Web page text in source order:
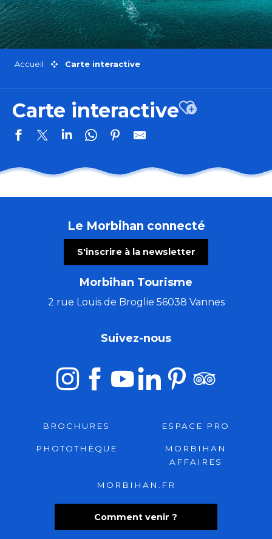
Accueil Carte interactive
Carte interactiveAjouter aux
Gîte Au Fil des Légendes
La Maison Jegat
Circuit des Moulins , Saint Avé
Dolmen de Larcuste
Club de plage Plein air - Men dû
Le Morbihan connecté
S'inscrire à la newsletter
Morbihan Tourisme
2 rue Louis de Broglie 56038 Vannes
Comment venir ?
Suivez-nous
BROCHURES ESPACE PRO
PHOTOTHÈQUE
MORBIHAN
AFFAIRES
MORBIHAN.FR